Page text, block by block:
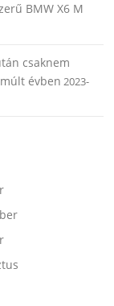
BMW X6 M
csaknem
évben 2023-